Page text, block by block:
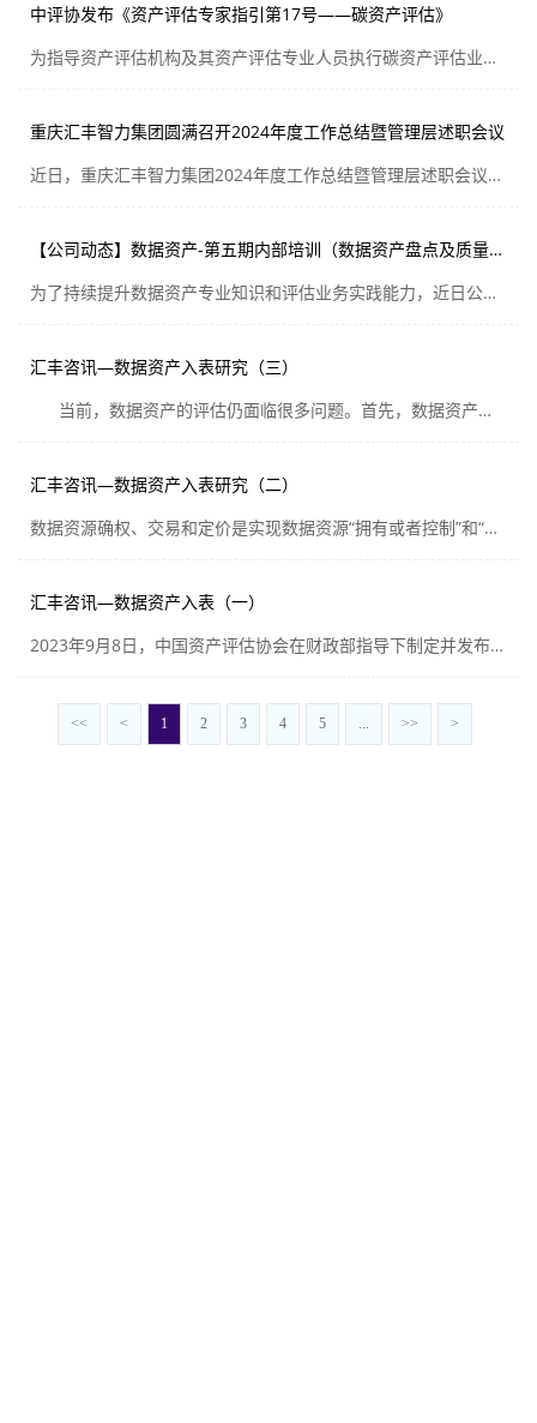
中评协发布《资产评估专家指引第17号——碳资产评估》
为指导资产评估机构及其资产评估专业人员执行碳资产评估业务，中国资产评估协会制定了《资产评估专家指引第17号——碳资产评估》，现予印发，供资产评估机构及其资产评估专业人员执行碳资产评估业务时参考。
重庆汇丰智力集团圆满召开2024年度工作总结暨管理层述职会议
近日，重庆汇丰智力集团2024年度工作总结暨管理层述职会议在重庆大都会凯悦酒店圆满完成。各版块负责人以数据和实例为支撑，全面展示工作成效，对上年度团队人才建设、风险防控、技术建设、项目组织及客户满意度等情况进行了总结和述职。
【公司动态】数据资产-第五期内部培训（数据资产盘点及质量评价）
为了持续提升数据资产专业知识和评估业务实践能力，近日公司数据资产评估团队开展了数据资产-第五期内部培训（数据资产盘点及质量评价）
汇丰咨讯—数据资产入表研究（三）
当前，数据资产的评估仍面临很多问题。首先，数据资产的价值评估是一个相对主观的过程，不同的评估方法会产生不同的结果。其次，数据的质量、完整性和对其价值预测假设的不确定性问题会给评估结果造成偏差。此外，数据资产的...
汇丰咨讯—数据资产入表研究（二）
数据资源确权、交易和定价是实现数据资源“拥有或者控制”和“带来经济利益”的三个关键要素
汇丰咨讯—数据资产入表（一）
2023年9月8日，中国资产评估协会在财政部指导下制定并发布了《数据资产评估指导意见》（中评协〔2023〕17号），提出了数据资产评估对象、评估方法等数据资产评估的指导意见，自2023年10月1日起施行
<< < 1 2 3 4 5 ... >> >